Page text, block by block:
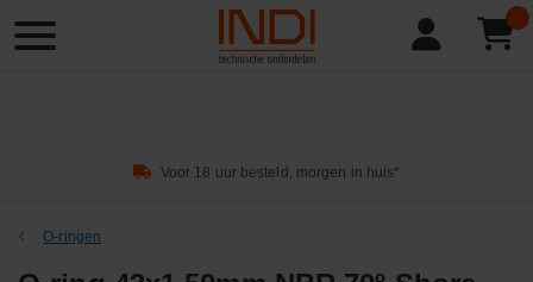
Product
zoeken
Voor 18 uur besteld, morgen in huis*
O-ringen